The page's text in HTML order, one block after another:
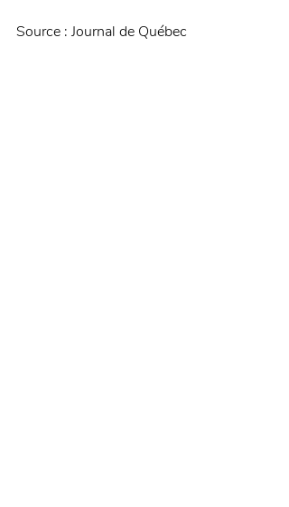
Source : Journal de Québec